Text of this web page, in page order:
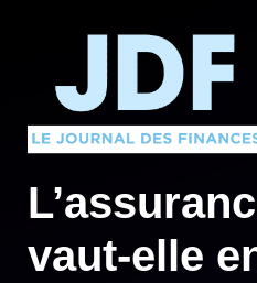
contenu
vaut-elle